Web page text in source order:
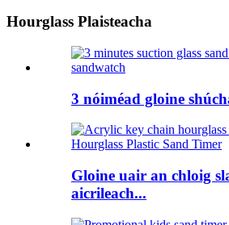
Hourglass Plaisteacha
3 nóiméad gloine
Gloine uair an chloig
aicrileach...